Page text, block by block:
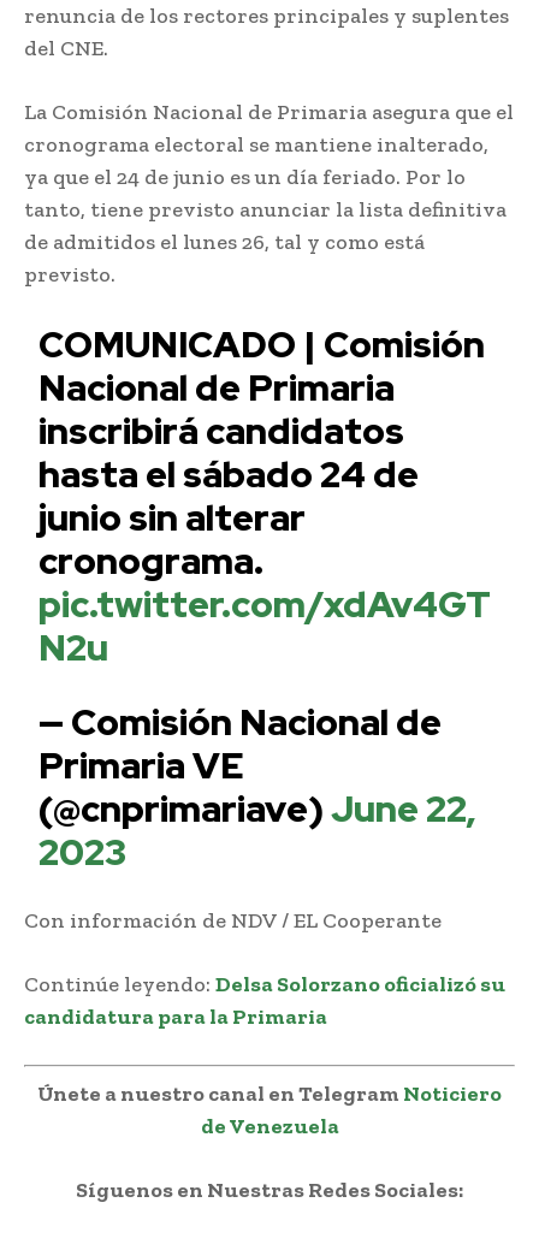
renuncia de los rectores principales y suplentes
del CNE.
La Comisión Nacional de Primaria asegura que el
cronograma electoral se mantiene inalterado,
ya que el 24 de junio es un día feriado. Por lo
tanto, tiene previsto anunciar la lista definitiva
de admitidos el lunes 26, tal y como está
previsto.
COMUNICADO | Comisión
Nacional de Primaria
inscribirá candidatos
hasta el sábado 24 de
junio sin alterar
cronograma.
pic.twitter.com/xdAv4GT
N2u
— Comisión Nacional de
Primaria VE
(@cnprimariave)June 22,
2023
Con información de NDV / EL Cooperante
Continúe leyendo: Delsa Solorzano oficializó su
candidatura para la Primaria
Únete a nuestro canal en Telegram Noticiero
de Venezuela
Síguenos en Nuestras Redes Sociales: